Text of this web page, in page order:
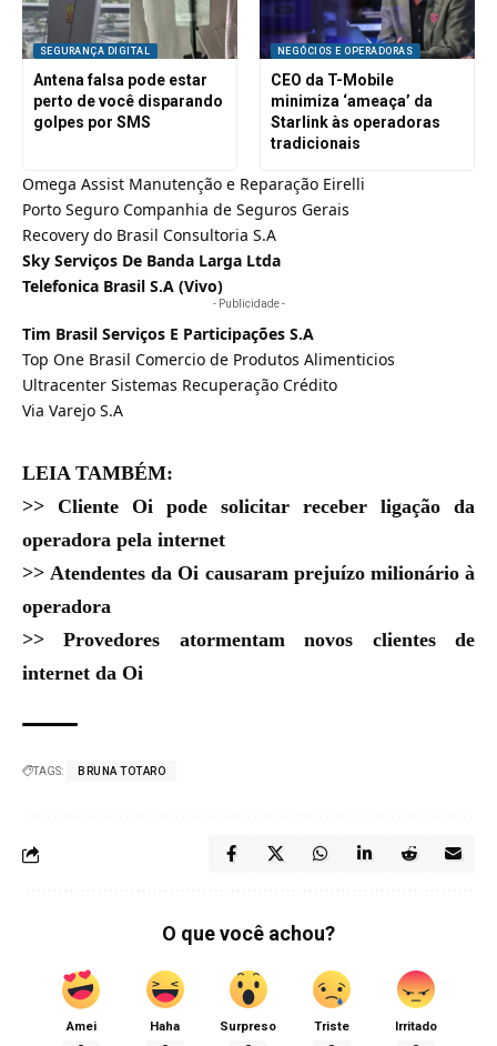
SEGURANÇA DIGITAL
Antena falsa pode estar
perto de você disparando
golpes por SMS
NEGÓCIOS E OPERADORAS
CEO da T-Mobile
minimiza ‘ameaça’ da
Starlink às operadoras
tradicionais
Omega Assist Manutenção e Reparação Eirelli
Porto Seguro Companhia de Seguros Gerais
Recovery do Brasil Consultoria S.A
Sky Serviços De Banda Larga Ltda
Telefonica Brasil S.A (Vivo)
- Publicidade -
Tim Brasil Serviços E Participações S.A
Top One Brasil Comercio de Produtos Alimenticios
Ultracenter Sistemas Recuperação Crédito
Via Varejo S.A
LEIA TAMBÉM:
>> Cliente Oi pode solicitar receber ligação da
operadora pela internet
>>Atendentes da Oi causaram prejuízo milionário à
operadora
>>Provedores atormentam novos clientes de
internet da Oi
TAGS: BRUNA TOTARO
O que você achou?
Amei Haha Surpreso Triste Irritado